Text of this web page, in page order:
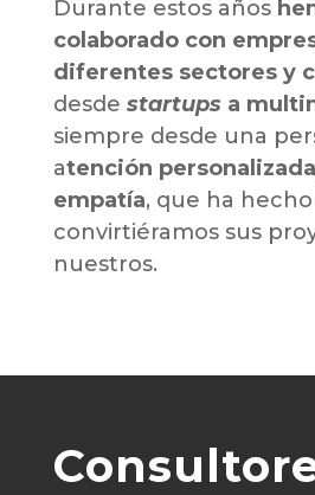
Durante estos años
colaborado con
diferentes sectores y
desde startups a
siempre desde una
atención
empatía, que ha
convirtiéramos sus
nuestros.